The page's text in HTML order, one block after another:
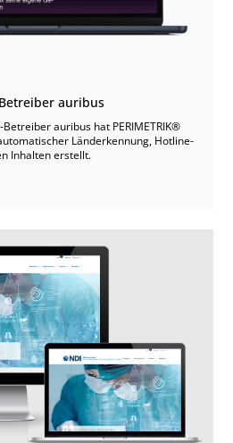
auribus
auribus hat PERIMETRIK®
Länderkennung, Hotline-
Inhalten erstellt.